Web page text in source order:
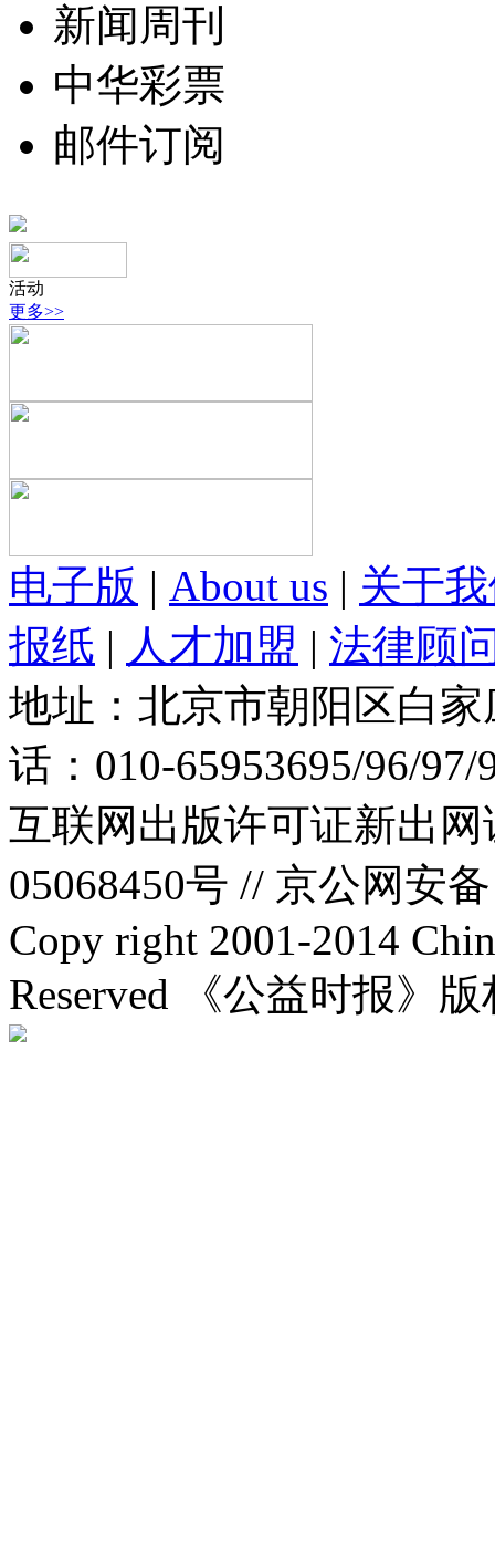
新闻周刊
中华彩票
邮件订阅
活动
更多>>
电子版 | About us | 关于
报纸 | 人才加盟 | 法律顾
地址：北京市朝阳区白
话：010-65953695/96/
互联网出版许可证新出
05068450号 // 京公网安
Copy right 2001-2014
Reserved 《公益时报》